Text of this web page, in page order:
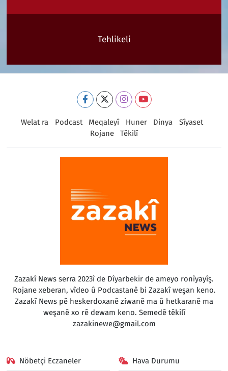
Tehlikeli
Welat ra Podcast Meqaleyî Huner Dinya
Sîyaset
Rojane
Têkilî
Zazakî News serra 2023î de Dîyarbekir de ameyo ronîyayîş.
Rojane xeberan, vîdeo û Podcastanê bi Zazakî weşan keno.
Zazakî News pê heskerdoxanê ziwanê ma û hetkaranê ma
weşanê xo rê dewam keno. Semedê têkilî
zazakinewe@gmail.com
Nöbetçi Eczaneler Hava Durumu